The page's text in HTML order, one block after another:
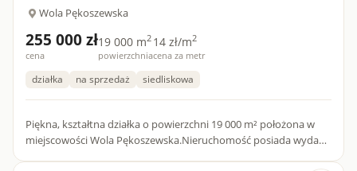
Wola Pękoszewska
255 000 zł
cena
19 000 m2
powierzchnia
14 zł/m2
cena za metr
działka na sprzedaż siedliskowa
Piękna, kształtna działka o powierzchni 19 000 m² położona w
miejscowości Wola Pękoszewska.Nieruchomość posiada wydane